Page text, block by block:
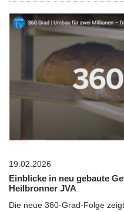
19.02.2026
Einblicke in neu gebaute
Heilbronner JVA
Die neue 360-Grad-Folge